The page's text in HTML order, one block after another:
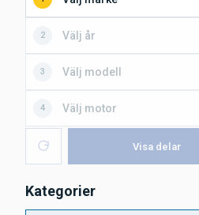
2
3
4
Visa delar
Kategorier